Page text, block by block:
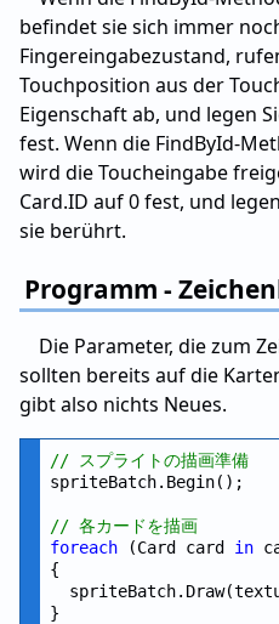
befindet sie sich immer
Fingereingabezustand,
Touchposition aus der
Eigenschaft ab, und legen
fest. Wenn die FindById-
wird die Toucheingabe
Card.ID auf 0 fest, und
sie berührt.
Programm -
Die Parameter, die zum
sollten bereits auf die
gibt also nichts Neues.
// スプライトの描画準備
spriteBatch.Begin();
// 各カードを描画
foreach (Card card in
{
}